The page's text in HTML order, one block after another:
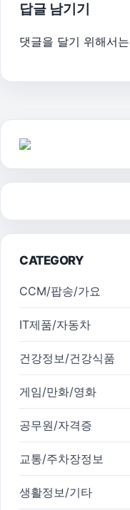
답글 남기기
댓글을 달기 위해서는
CATEGORY
CCM/팝송/가요
IT제품/자동차
건강정보/건강식품
게임/만화/영화
공무원/자격증
교통/주차장정보
생활정보/기타